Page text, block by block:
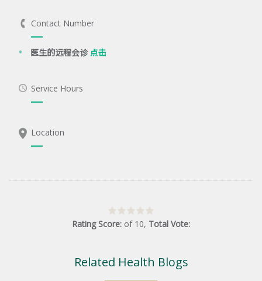
Contact Number
医生的远程会诊点击
Service Hours
Location
Rating Score: of 10, Total Vote:
Related Health Blogs